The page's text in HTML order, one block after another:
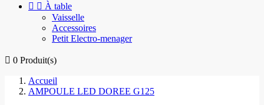
  À table
Vaisselle
Accessoires
Petit Electro-menager
 0 Produit(s)
Accueil
AMPOULE LED DOREE G125